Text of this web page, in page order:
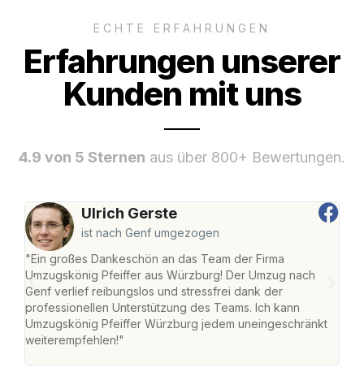
ECHTE ERFAHRUNGEN
Erfahrungen unserer
Kunden mit uns
4.9 von 5 Sternen aus über 800+ Bewertungen.
Ulrich Gerste
ist nach Genf umgezogen
"Ein großes Dankeschön an das Team der Firma
Umzugskönig Pfeiffer aus Würzburg! Der Umzug nach
Genf verlief reibungslos und stressfrei dank der
professionellen Unterstützung des Teams. Ich kann
Umzugskönig Pfeiffer Würzburg jedem uneingeschränkt
weiterempfehlen!"